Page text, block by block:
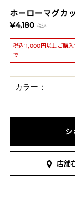
ホーローマグカ
¥4,180 税込
税込11,000円以上ご購
で
カラー：
シ
店舗